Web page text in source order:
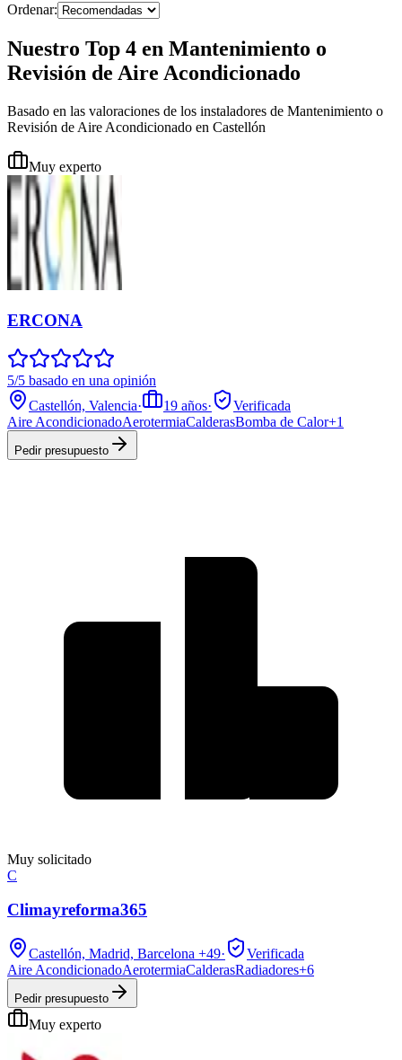
Ordenar:
Nuestro Top 4 en Mantenimiento o
Revisión de Aire Acondicionado
Basado en las valoraciones de los instaladores de Mantenimiento o
Revisión de Aire Acondicionado en Castellón
Muy experto
ERCONA
5/5 basado en una opinión
Castellón, Valencia· 19 años·
Verificada
Aire AcondicionadoAerotermiaCalderasBomba de Calor+1
Pedir presupuesto
Muy solicitado
C
Climayreforma365
Castellón, Madrid, Barcelona +49·
Verificada
Aire AcondicionadoAerotermiaCalderasRadiadores+6
Pedir presupuesto
Muy experto